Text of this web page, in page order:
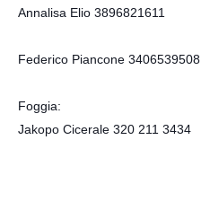
Annalisa Elio 3896821611
Federico Piancone 3406539508
Foggia:
Jakopo Cicerale 320 211 3434